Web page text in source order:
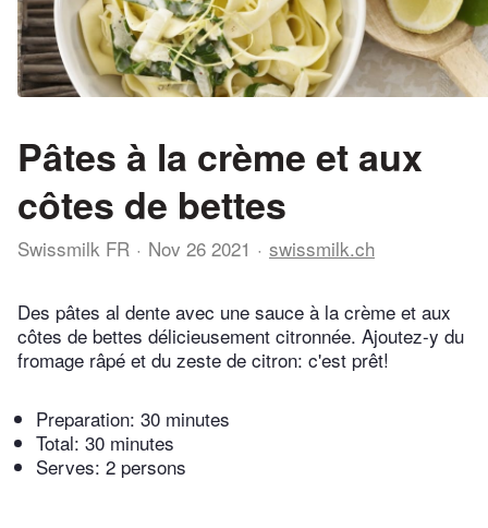
Pâtes à la crème et aux
côtes de bettes
Swissmilk FR Nov 26 2021 swissmilk.ch
Des pâtes al dente avec une sauce à la crème et aux
côtes de bettes délicieusement citronnée. Ajoutez-y du
fromage râpé et du zeste de citron: c'est prêt!
Preparation: 30 minutes
Total: 30 minutes
Serves: 2 persons